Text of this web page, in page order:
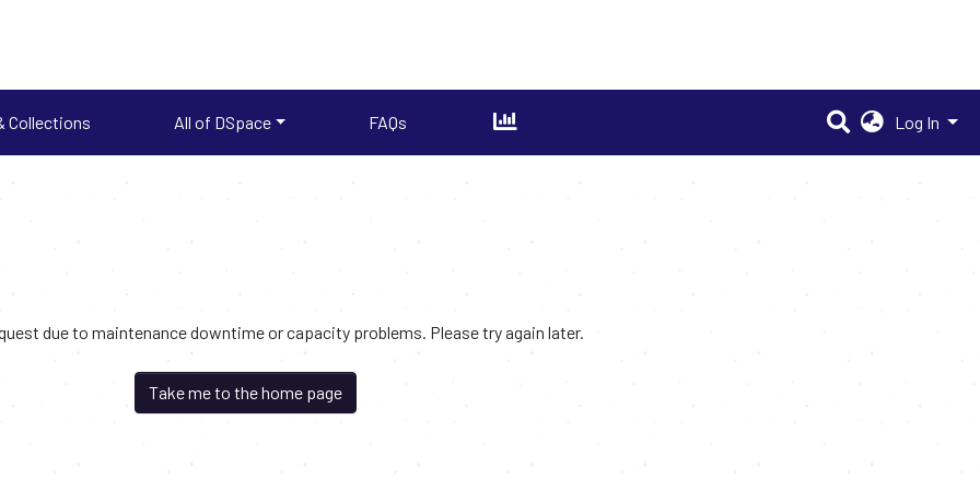
Collections All of DSpace FAQs Log In
due to maintenance downtime or capacity problems. Please try again later.
Take me to the home page